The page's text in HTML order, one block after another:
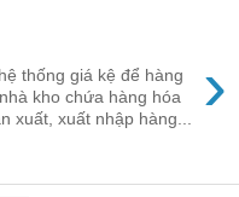
›
thống giá kệ để hàng
kho chứa hàng hóa
xuất, xuất nhập hàng...